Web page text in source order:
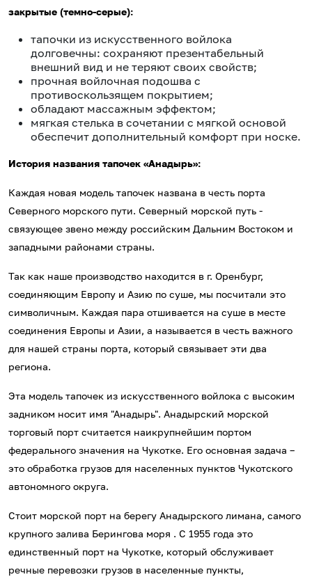
закрытые (темно-серые):
тапочки из искусственного войлока
долговечны: сохраняют презентабельный
внешний вид и не теряют своих свойств;
прочная войлочная подошва с
противоскользящем покрытием;
обладают массажным эффектом;
мягкая стелька в сочетании с мягкой основой
обеспечит дополнительный комфорт при носке.
История названия тапочек «Анадырь»:
Каждая новая модель тапочек названа в честь порта
Северного морского пути. Северный морской путь -
связующее звено между российским Дальним Востоком и
западными районами страны.
Так как наше производство находится в г. Оренбург,
соединяющим Европу и Азию по суше, мы посчитали это
символичным. Каждая пара отшивается на суше в месте
соединения Европы и Азии, а называется в честь важного
для нашей страны порта, который связывает эти два
региона.
Эта модель тапочек из искусственного войлока с высоким
задником носит имя "Анадырь". Анадырский морской
торговый порт считается наикрупнейшим портом
федерального значения на Чукотке. Его основная задача –
это обработка грузов для населенных пунктов Чукотского
автономного округа.
Стоит морской порт на берегу Анадырского лимана, самого
крупного залива Берингова моря . С 1955 года это
единственный порт на Чукотке, который обслуживает
речные перевозки грузов в населенные пункты,